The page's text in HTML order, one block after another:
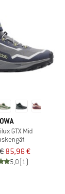
GTX Mid
85,96 €
5,0(1)